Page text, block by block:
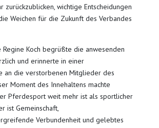
zurückzublicken, wichtige Entscheidungen
Weichen für die Zukunft des Verbandes
Regine Koch begrüßte die anwesenden
und erinnerte in einer
an die verstorbenen Mitglieder des
Moment des Innehaltens machte
Pferdesport weit mehr ist als sportlicher
ist Gemeinschaft,
Verbundenheit und gelebtes